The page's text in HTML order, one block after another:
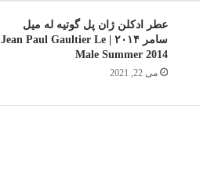
عطر ادکلن ژان پل گوتیه له میل
سامر ۲۰۱۴ | Jean Paul Gaultier Le
Male Summer 2014
می 22, 2021